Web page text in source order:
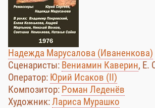
Надежда Марусалова (Иваненкова)
Сценаристы: Вениамин Каверин, Е.
Оператор: Юрий Исаков (II)
Композитор: Роман Леденёв
Художник:Лариса Мурашко